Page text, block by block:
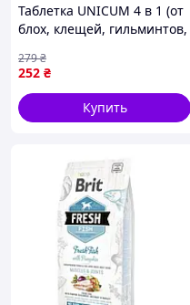
Таблетка UNICUM 4 в 1 (от
блох, клещей, гильминтов,
Украина - Для взрослых
собак - 4в1 (от блох,
клещей и
252 ₴
279₴
Купить